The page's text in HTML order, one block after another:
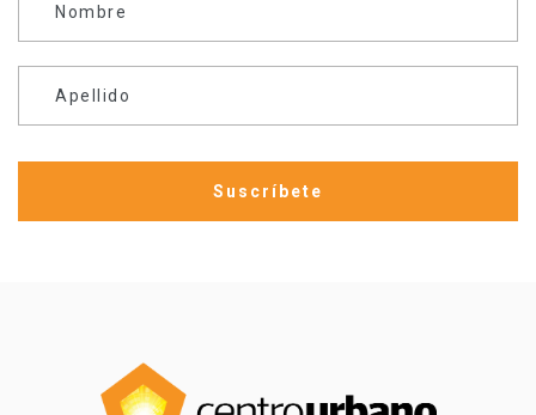
Nombre
Apellido